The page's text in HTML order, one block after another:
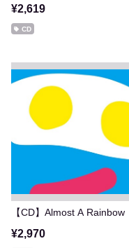
¥2,619
CD
【CD】Almost A Rainbow
¥2,970